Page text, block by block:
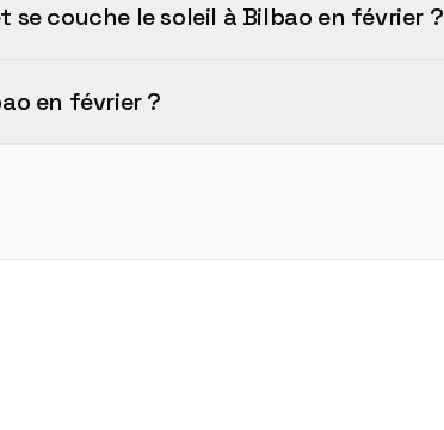
se couche le soleil à Bilbao en février ?
en février ?